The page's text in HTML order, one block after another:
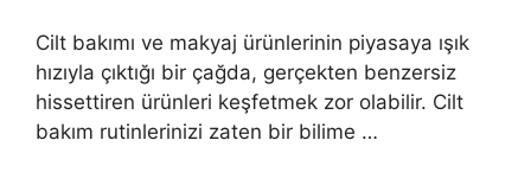
Cilt bakımı ve makyaj ürünlerinin piyasaya ışık
hızıyla çıktığı bir çağda, gerçekten benzersiz
hissettiren ürünleri keşfetmek zor olabilir. Cilt
bakım rutinlerinizi zaten bir bilime …